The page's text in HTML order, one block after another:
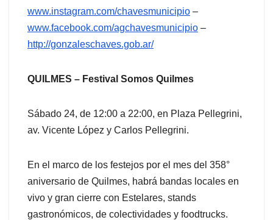
www.instagram.com/chavesmunicipio –
www.facebook.com/agchavesmunicipio –
http://gonzaleschaves.gob.ar/
QUILMES – Festival Somos Quilmes
Sábado 24, de 12:00 a 22:00, en Plaza Pellegrini,
av. Vicente López y Carlos Pellegrini.
En el marco de los festejos por el mes del 358°
aniversario de Quilmes, habrá bandas locales en
vivo y gran cierre con Estelares, stands
gastronómicos, de colectividades y foodtrucks.